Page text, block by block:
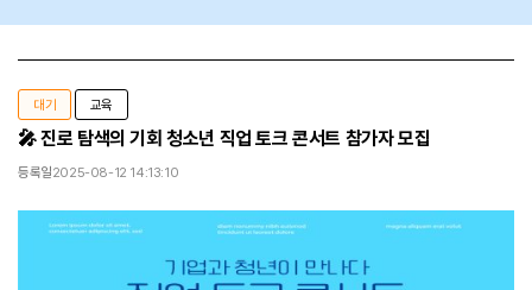
대기 교육
🎤 진로 탐색의 기회 청소년 직업 토크 콘서트 참가자 모집
등록일2025-08-12 14:13:10